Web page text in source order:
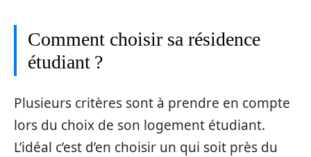
Comment choisir sa résidence
étudiant ?
Plusieurs critères sont à prendre en compte
lors du choix de son logement étudiant.
L’idéal c’est d’en choisir un qui soit près du